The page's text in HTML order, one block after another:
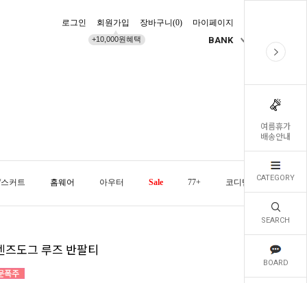
여름휴가
배송안내
CATEGORY
SEARCH
BOARD
로그인 회원가입
+10,000원혜택
장바구니(0) 마이페이지
BANK
커트 홈웨어 아우터 Sale 77+ 코디템 오늘발송
즈도그 루즈 반팔티